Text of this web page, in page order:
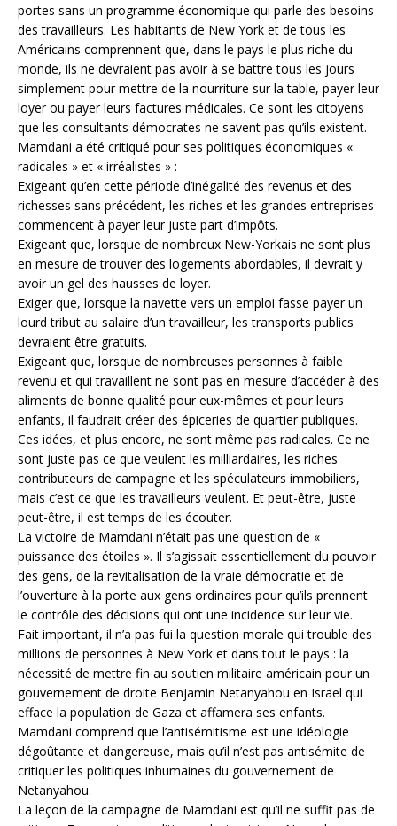
portes sans un programme économique qui parle des besoins
des travailleurs. Les habitants de New York et de tous les
Américains comprennent que, dans le pays le plus riche du
monde, ils ne devraient pas avoir à se battre tous les jours
simplement pour mettre de la nourriture sur la table, payer leur
loyer ou payer leurs factures médicales. Ce sont les citoyens
que les consultants démocrates ne savent pas qu’ils existent.
Mamdani a été critiqué pour ses politiques économiques «
radicales » et « irréalistes » :
Exigeant qu’en cette période d’inégalité des revenus et des
richesses sans précédent, les riches et les grandes entreprises
commencent à payer leur juste part d’impôts.
Exigeant que, lorsque de nombreux New-Yorkais ne sont plus
en mesure de trouver des logements abordables, il devrait y
avoir un gel des hausses de loyer.
Exiger que, lorsque la navette vers un emploi fasse payer un
lourd tribut au salaire d’un travailleur, les transports publics
devraient être gratuits.
Exigeant que, lorsque de nombreuses personnes à faible
revenu et qui travaillent ne sont pas en mesure d’accéder à des
aliments de bonne qualité pour eux-mêmes et pour leurs
enfants, il faudrait créer des épiceries de quartier publiques.
Ces idées, et plus encore, ne sont même pas radicales. Ce ne
sont juste pas ce que veulent les milliardaires, les riches
contributeurs de campagne et les spéculateurs immobiliers,
mais c’est ce que les travailleurs veulent. Et peut-être, juste
peut-être, il est temps de les écouter.
La victoire de Mamdani n’était pas une question de «
puissance des étoiles ». Il s’agissait essentiellement du pouvoir
des gens, de la revitalisation de la vraie démocratie et de
l’ouverture à la porte aux gens ordinaires pour qu’ils prennent
le contrôle des décisions qui ont une incidence sur leur vie.
Fait important, il n’a pas fui la question morale qui trouble des
millions de personnes à New York et dans tout le pays : la
nécessité de mettre fin au soutien militaire américain pour un
gouvernement de droite Benjamin Netanyahou en Israel qui
efface la population de Gaza et affamera ses enfants.
Mamdani comprend que l’antisémitisme est une idéologie
dégoûtante et dangereuse, mais qu’il n’est pas antisémite de
critiquer les politiques inhumaines du gouvernement de
Netanyahou.
La leçon de la campagne de Mamdani est qu’il ne suffit pas de